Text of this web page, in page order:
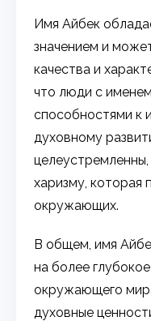
Имя Айбек
значением и
качества и
что люди с
способностями к
духовному
харизму, которая
окружающих.
В общем, имя
на более
окружающего
духовные